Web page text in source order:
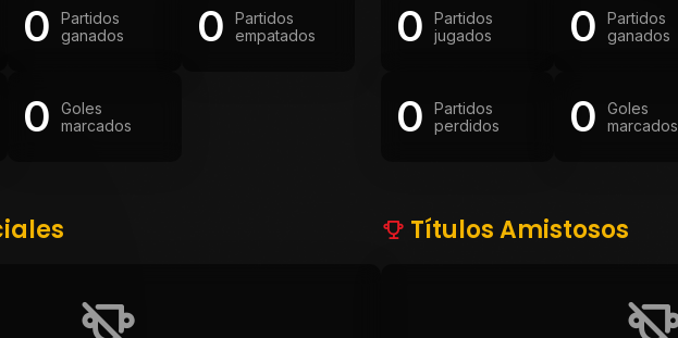
0
Partidos
ganados
0
Partidos
empatados
0
Goles
marcados
0
Partidos
jugados
0
Partidos
ganados
0
Partidos
perdidos
0
Goles
marcados
Títulos Amistosos